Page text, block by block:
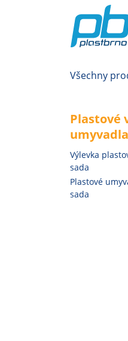
Všechny
Plastové
umyvadla
Výlevka
sada
Plastové
sada